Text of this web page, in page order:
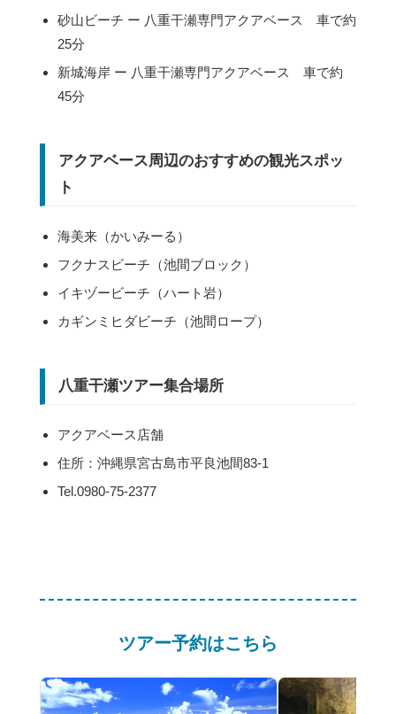
砂山ビーチ ー 八重干瀬専門アクアベース 車で約
25分
新城海岸 ー 八重干瀬専門アクアベース 車で約
45分
アクアベース周辺のおすすめの観光スポッ
ト
海美来（かいみーる）
フクナスビーチ（池間ブロック）
イキヅービーチ（ハート岩）
カギンミヒダビーチ（池間ロープ）
八重干瀬ツアー集合場所
アクアベース店舗
住所：沖縄県宮古島市平良池間83-1
Tel.0980-75-2377
ツアー予約はこちら